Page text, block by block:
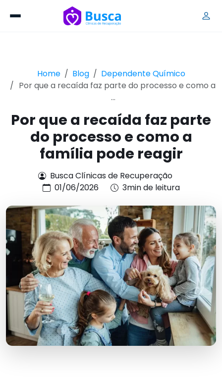
Home Blog
Dependente Químico
Por que a recaída faz parte do processo e como a
...
Por que a recaída faz parte
do processo e como a
família pode reagir
Busca Clínicas de Recuperação
01/06/2026
3min de leitura